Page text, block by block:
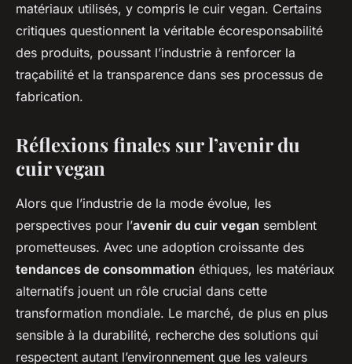
matériaux utilisés, y compris le cuir vegan. Certains
critiques questionnent la véritable écoresponsabilité
des produits, poussant l’industrie à renforcer la
traçabilité et la transparence dans ses processus de
fabrication.
Réflexions finales sur l’avenir du
cuir vegan
Alors que l’industrie de la mode évolue, les
perspectives pour l’avenir du cuir vegan semblent
prometteuses. Avec une adoption croissante des
tendances de consommation éthiques, les matériaux
alternatifs jouent un rôle crucial dans cette
transformation mondiale. Le marché, de plus en plus
sensible à la durabilité, recherche des solutions qui
respectent autant l’environnement que les valeurs